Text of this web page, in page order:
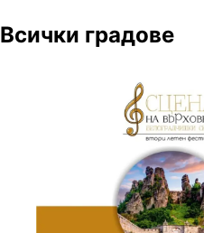
Всички градове